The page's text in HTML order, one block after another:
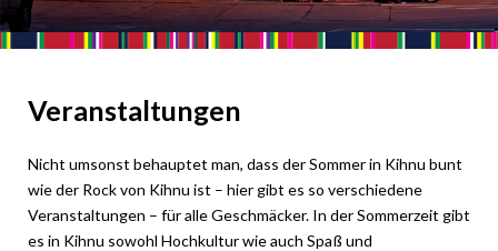
Veranstaltungen
Nicht umsonst behauptet man, dass der Sommer in Kihnu bunt
wie der Rock von Kihnu ist – hier gibt es so verschiedene
Veranstaltungen – für alle Geschmäcker. In der Sommerzeit gibt
es in Kihnu sowohl Hochkultur wie auch Spaß und